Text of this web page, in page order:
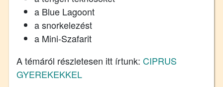
a Blue Lagoont
a snorkelezést
a Mini-Szafarit
A témáról részletesen itt írtunk: CIPRUS
GYEREKEKKEL